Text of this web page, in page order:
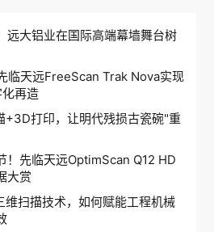
远大铝业在国际高端幕墙舞台树
临天远FreeScan Trak Nova实现
再造
+3D打印，让明代残损古瓷碗"重
！先临天远OptimScan Q12 HD
大赏
维扫描技术，如何赋能工程机械